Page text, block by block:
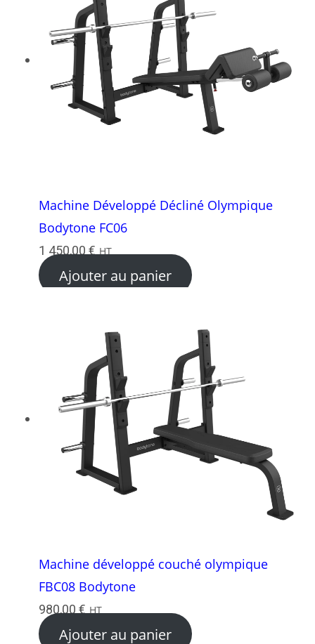
Machine Développé Décliné Olympique
Bodytone FC06
1 450,00 € HT
Ajouter au panier
Machine développé couché olympique
FBC08 Bodytone
980,00 € HT
Ajouter au panier